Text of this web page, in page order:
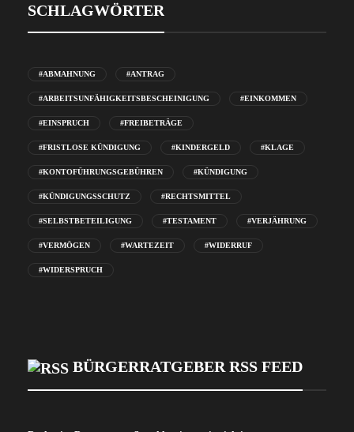
SCHLAGWÖRTER
#ABMAHNUNG #ANTRAG
#ARBEITSUNFÄHIGKEITSBESCHEINIGUNG #EINKOMMEN
#EINSPRUCH #FREIBETRÄGE
#FRISTLOSE KÜNDIGUNG #KINDERGELD #KLAGE
#KONTOFÜHRUNGSGEBÜHREN #KÜNDIGUNG
#KÜNDIGUNGSSCHUTZ #RECHTSMITTEL
#SELBSTBETEILIGUNG #TESTAMENT #VERJÄHRUNG
#VERMÖGEN #WARTEZEIT #WIDERRUF
#WIDERSPRUCH
BÜRGERRATGEBER RSS FEED